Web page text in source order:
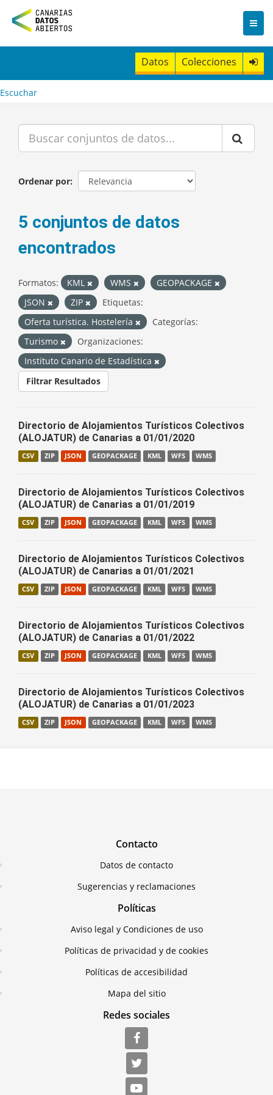
n
t
Datos Colecciones
Escuchar
Ordenar por
5 conjuntos de datos
encontrados
Formatos: KML WMS
GEOPACKAGE
JSON
ZIP
Etiquetas:
Oferta turística. Hostelería
Categorías:
Turismo
Organizaciones:
Instituto Canario de Estadística
Filtrar Resultados
Directorio de Alojamientos Turísticos Colectivos
(ALOJATUR) de Canarias a 01/01/2020
CSV ZIP JSON GEOPACKAGE KML WFS WMS
Directorio de Alojamientos Turísticos Colectivos
(ALOJATUR) de Canarias a 01/01/2019
CSV ZIP JSON GEOPACKAGE KML WFS WMS
Directorio de Alojamientos Turísticos Colectivos
(ALOJATUR) de Canarias a 01/01/2021
CSV ZIP JSON GEOPACKAGE KML WFS WMS
Directorio de Alojamientos Turísticos Colectivos
(ALOJATUR) de Canarias a 01/01/2022
CSV ZIP JSON GEOPACKAGE KML WFS WMS
Directorio de Alojamientos Turísticos Colectivos
(ALOJATUR) de Canarias a 01/01/2023
CSV ZIP JSON GEOPACKAGE KML WFS WMS
Contacto
Datos de contacto
Sugerencias y reclamaciones
Políticas
Aviso legal y Condiciones de uso
Políticas de privacidad y de cookies
Políticas de accesibilidad
Mapa del sitio
Redes sociales